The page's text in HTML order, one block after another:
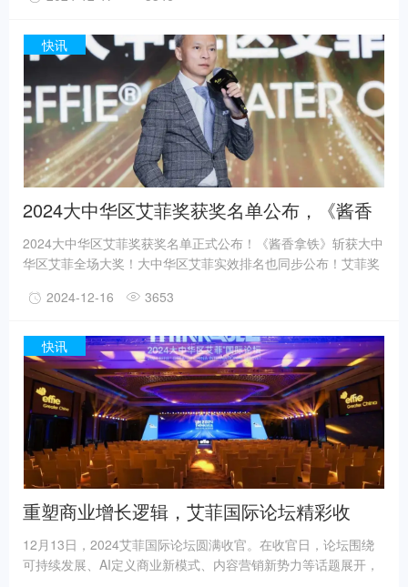
赛，迎来了众多业界同仁的参与，并取得了非常亮眼的成绩。
快讯
2024大中华区艾菲奖获奖名单公布，《酱香
拿铁》斩获全场大奖！
2024大中华区艾菲奖获奖名单正式公布！《酱香拿铁》斩获大中
华区艾菲全场大奖！大中华区艾菲实效排名也同步公布！艾菲奖
大中华区艾菲在今年也迎来了全新发展，2025年我们仍将继续以
善基于奖项生态的业务布局，携手各领域合作伙伴不断深化实效
营销领域的探索与创新，以开放之姿拥抱多元合作，深度参与中
国市场建设，全面赋能中国品牌商业价值增长，助力品牌走向全
球。
2024-12-16 3653
快讯
重塑商业增长逻辑，艾菲国际论坛精彩收
官！
12月13日，2024艾菲国际论坛圆满收官。在收官日，论坛围绕
可持续发展、AI定义商业新模式、内容营销新势力等话题展开，